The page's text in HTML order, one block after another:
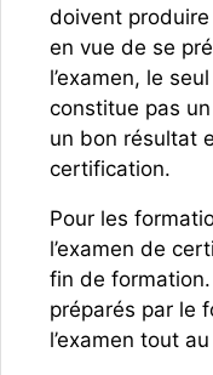
doivent
en vue de se
l’examen, le
constitue pas
un bon résultat
certification.
Pour les
l’examen de
fin de
préparés par le
l’examen tout